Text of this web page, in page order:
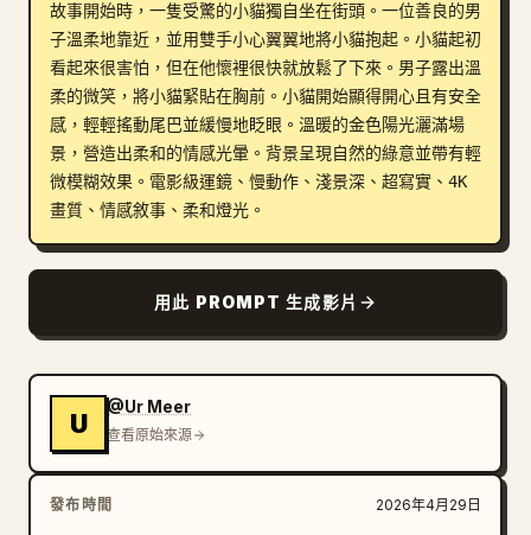
故事開始時，一隻受驚的小貓獨自坐在街頭。一位善良的男
子溫柔地靠近，並用雙手小心翼翼地將小貓抱起。小貓起初
看起來很害怕，但在他懷裡很快就放鬆了下來。男子露出溫
柔的微笑，將小貓緊貼在胸前。小貓開始顯得開心且有安全
感，輕輕搖動尾巴並緩慢地眨眼。溫暖的金色陽光灑滿場
景，營造出柔和的情感光暈。背景呈現自然的綠意並帶有輕
微模糊效果。電影級運鏡、慢動作、淺景深、超寫實、4K
畫質、情感敘事、柔和燈光。
用此 PROMPT 生成影片
U
@Ur Meer
查看原始來源
發布時間 2026年4月29日